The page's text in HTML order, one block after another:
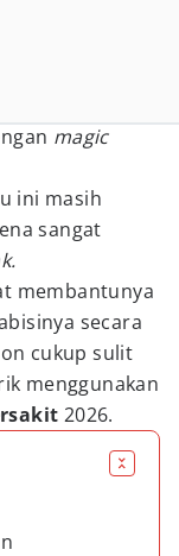
magic
ini masih
sangat
membantunya
secara
cukup sulit
menggunakan
2026.